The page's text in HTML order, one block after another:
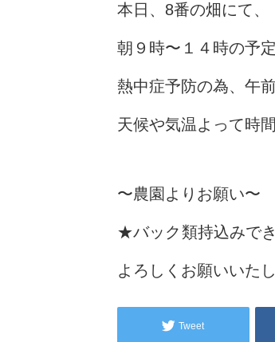
本日、8番の畑にて、
朝９時〜１４時の予
熱中症予防の為、午
天候や気温よって時
〜農園よりお願い〜
★バック類持込みで
よろしくお願いいた
Tweet